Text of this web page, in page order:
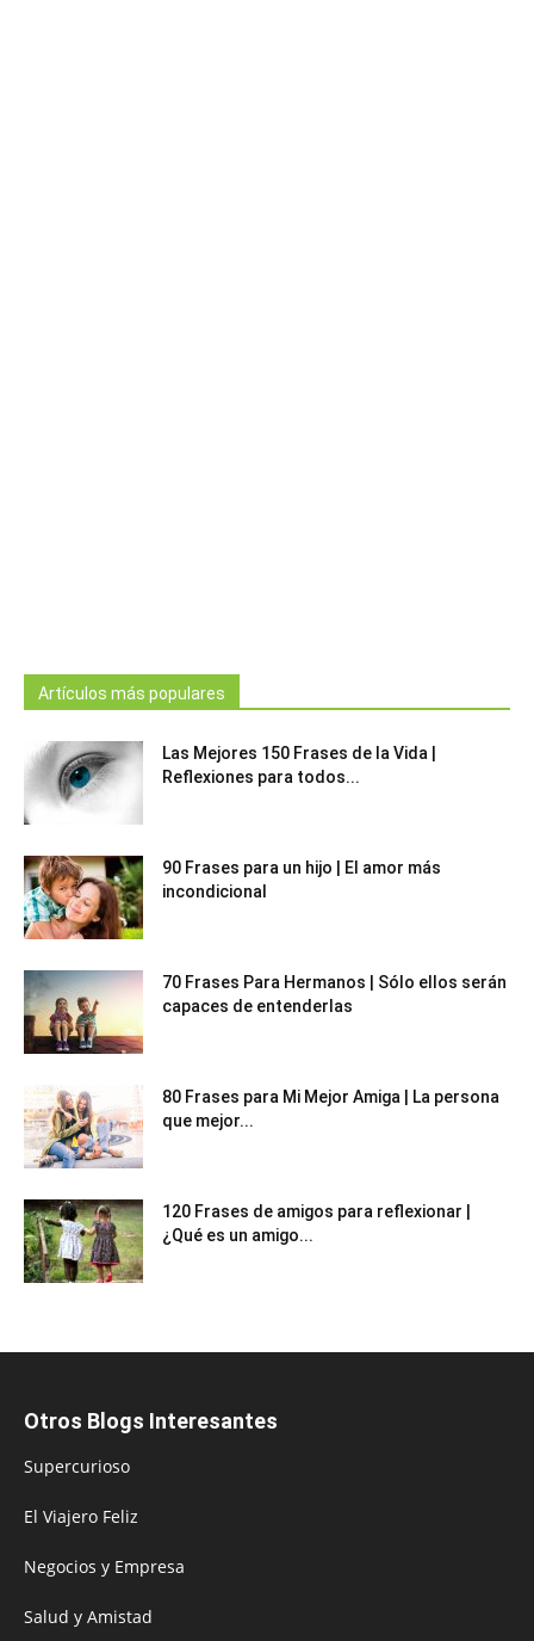
Artículos más populares
Las Mejores 150 Frases de la Vida |
Reflexiones para todos...
90 Frases para un hijo | El amor más
incondicional
70 Frases Para Hermanos | Sólo ellos serán
capaces de entenderlas
80 Frases para Mi Mejor Amiga | La persona
que mejor...
120 Frases de amigos para reflexionar |
¿Qué es un amigo...
Otros Blogs Interesantes
Supercurioso
El Viajero Feliz
Negocios y Empresa
Salud y Amistad